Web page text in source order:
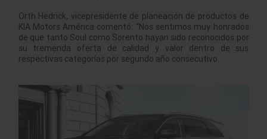
Orth Hedrick, vicepresidente de planeación de productos de
KIA Motors América comentó: “Nos sentimos muy honrados
de que tanto Soul como Sorento hayan sido reconocidos por
su tremenda oferta de calidad y valor dentro de sus
respectivas categorías por segundo año consecutivo.